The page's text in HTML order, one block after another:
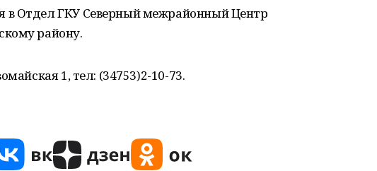
в Отдел ГКУ Северный межрайонный Центр
району.
1, тел: (34753)2-10-73.